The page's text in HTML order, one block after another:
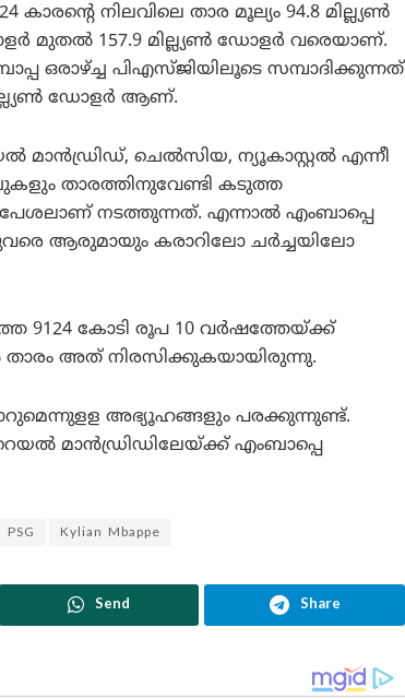
കാരന്റെ നിലവിലെ താര മൂല്യം 94.8 മില്ല്യൺ
മുതൽ 157.9 മില്ല്യൺ ഡോളർ വരെയാണ്.
ഒരാഴ്ച്ച പിഎസ്ജിയിലൂടെ സമ്പാദിക്കുന്നത്
ഡോളർ ആണ്.
മാൻഡ്രിഡ്, ചെൽസിയ, ന്യൂകാസ്റ്റൽ എന്നീ
താരത്തിനുവേണ്ടി കടുത്ത
നടത്തുന്നത്. എന്നാൽ എംബാപ്പെ
ആരുമായും കരാറിലോ ചർച്ചയിലോ
9124 കോടി രൂപ 10 വർഷത്തേയ്ക്ക്
താരം അത് നിരസിക്കുകയായിരുന്നു.
അഭ്യൂഹങ്ങളും പരക്കുന്നുണ്ട്.
മാൻഡ്രിഡിലേയ്ക്ക് എംബാപ്പെ
PSG Kylian Mbappe
Send Share